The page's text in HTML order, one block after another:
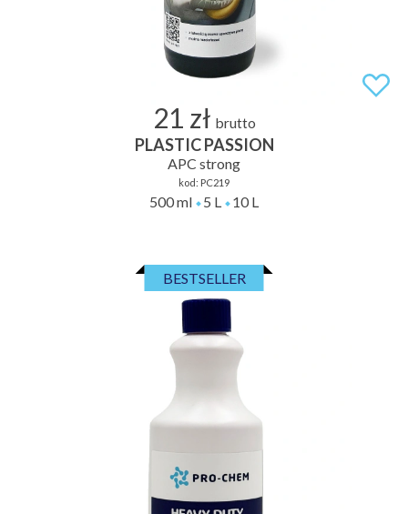
21 zł brutto
PLASTIC PASSION
APC strong
kod: PC219
500 ml 5 L 10 L
BESTSELLER